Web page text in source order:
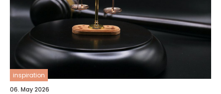
inspiration
06. May 2026